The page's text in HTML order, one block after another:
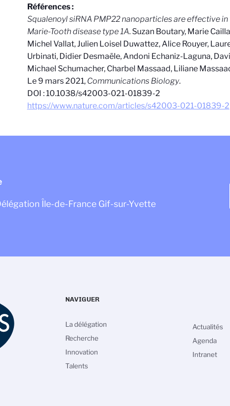
Références :
Squalenoyl siRNA PMP22 nanoparticles are effective
Marie-Tooth disease type 1A. Suzan Boutary, Marie
Michel Vallat, Julien Loisel Duwattez, Alice Rouyer,
Urbinati, Didier Desmaële, Andoni Echaniz-Laguna,
Michael Schumacher, Charbel Massaad, Liliane
Le 9 mars 2021, Communications Biology.
DOI : 10.1038/s42003-021-01839-2
https://www.nature.com/articles/s42003-021-01839-2
Île-de-France Gif-sur-Yvette
NAVIGUER
La délégation
Recherche
Innovation
Talents
Actualités
Agenda
Intranet